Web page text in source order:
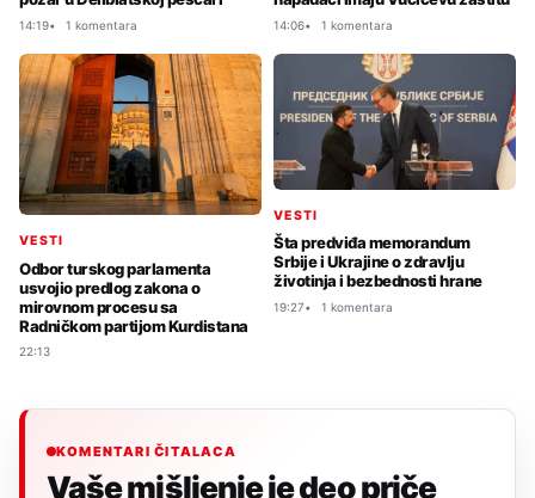
14:19 1 komentara 14:06 1 komentara
VESTI
Odbor turskog parlamenta
usvojio predlog zakona o
mirovnom procesu sa
Radničkom partijom Kurdistana
22:13
VESTI
Šta predviđa memorandum
Srbije i Ukrajine o zdravlju
životinja i bezbednosti hrane
19:27 1 komentara
KOMENTARI ČITALACA
Vaše mišljenje je deo priče